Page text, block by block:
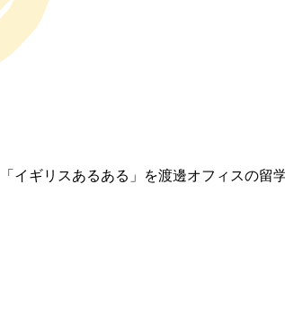
ギリスあるある」を渡邊オフィスの留